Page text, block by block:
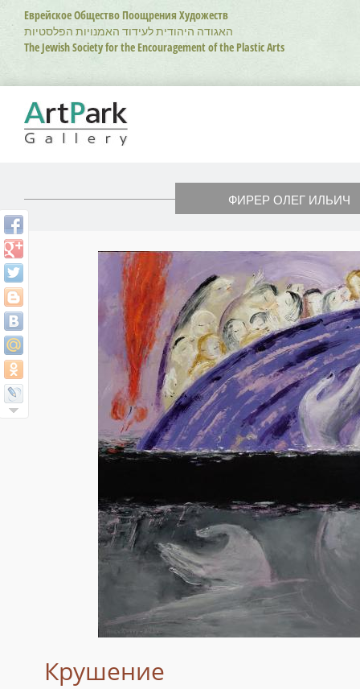
Перейти
основному
содержанию
Еврейское Общество Поощрения Художеств
האגודה היהודית לעידוד האמנויות הפלסטיות
The Jewish Society for the Encouragement of the Plastic Arts
ФИРЕР ОЛЕГ ИЛЬИЧ
Крушение